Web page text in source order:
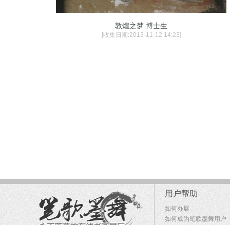
敦煌之梦 博士生
[收集日期:2013-11-12 14:23]
用户帮助
如何办展
如何成为笔歌墨舞用户